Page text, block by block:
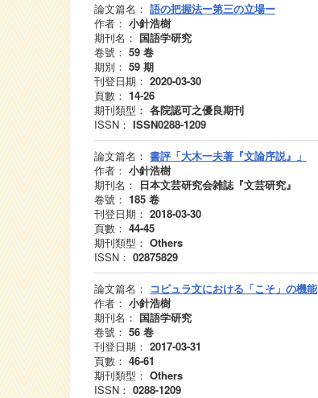
論文篇名： 語の把握法ー第三の立場ー
作者： 小針浩樹
期刊名： 国語学研究
卷號： 59 卷
期別： 59 期
刊登日期： 2020-03-30
頁數： 14‐26
期刊類型： 各院認可之優良期刊
ISSN： ISSN0288-1209
論文篇名： 書評「大木一夫著『文論序説』」
作者： 小針浩樹
期刊名： 日本文芸研究会雑誌『文芸研究』
卷號： 185 卷
刊登日期： 2018-03-30
頁數： 44-45
期刊類型： Others
ISSN： 02875829
論文篇名： コピュラ文における「こそ」の機能
作者： 小針浩樹
期刊名： 国語学研究
卷號： 56 卷
刊登日期： 2017-03-31
頁數： 46-61
期刊類型： Others
ISSN： 0288-1209